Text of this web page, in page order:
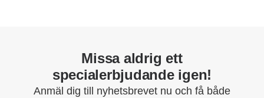
Missa aldrig ett
specialerbjudande igen!
Anmäl dig till nyhetsbrevet nu och få både